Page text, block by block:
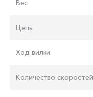
Вес
Цепь
Ход вилки
Количество скоростей